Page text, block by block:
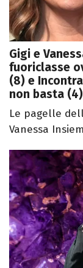
Gigi e
fuoriclasse
(8) e
non basta (4)
Le pagelle
Vanessa